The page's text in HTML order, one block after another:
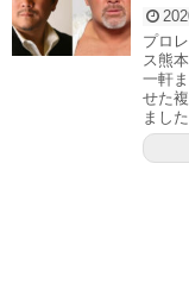
プロ
ス熊
一軒
せた
まし